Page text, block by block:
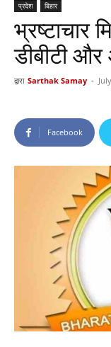
प्रदेश बिहार
भ्रष्टाचार
डीबीटी और
द्वारा Sarthak Samay -
Facebook